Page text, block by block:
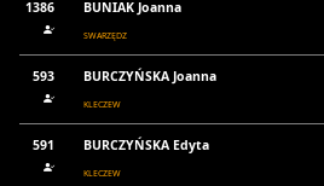
1386 BUNIAK Joanna
SWARZĘDZ
593 BURCZYŃSKA Joanna
KLECZEW
591 BURCZYŃSKA Edyta
KLECZEW